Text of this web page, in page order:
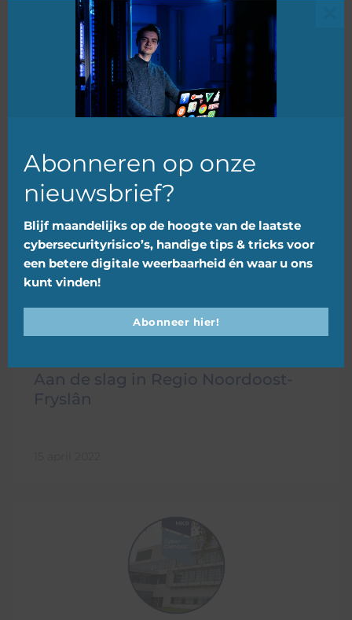
Nieuw: CYRA voor certificering
23 oktober 2022
Aan de slag in Regio Noordoost-
Fryslân
Abonneren op onze
nieuwsbrief?
Blijf maandelijks op de hoogte van de laatste
cybersecurityrisico’s, handige tips & tricks voor
een betere digitale weerbaarheid én waar u ons
kunt vinden!
Abonneer hier!